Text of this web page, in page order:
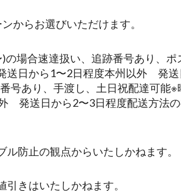
からお選びいただけます。
場合速達扱い、追跡番号あり、ポ
送日から1〜2日程度本州以外 発
号あり、手渡し、土日祝配達可
発送日から2〜3日程度配送方法
防止の観点からいたしかねます。
きはいたしかねます。